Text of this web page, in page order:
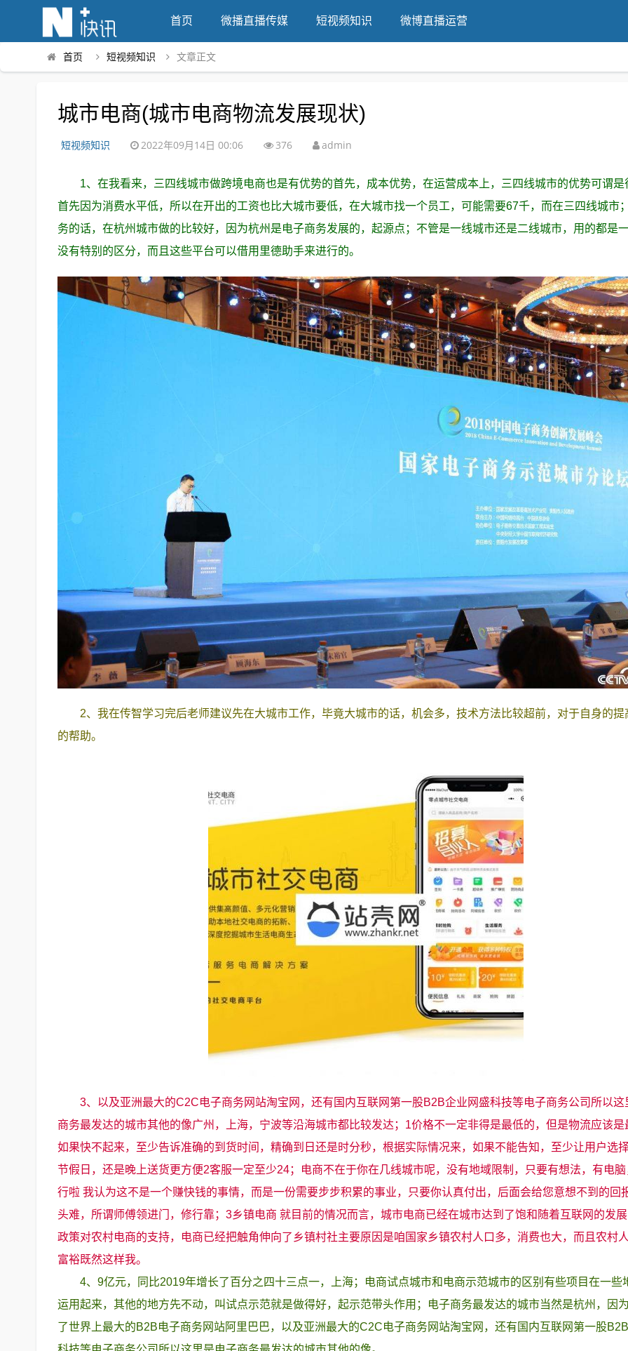
首页 微播直播传媒 短视频知识 微博直播运营
首页 短视频知识 文章正文
城市电商(城市电商物流发展现状)
短视频知识 2022年09月14日 00:06 376 admin
1、在我看来，三四线城市做跨境电商也是有优势的首先，成本优势，在运营成本上，三四线城市的优势可谓是
首先因为消费水平低，所以在开出的工资也比大城市要低，在大城市找一个员工，可能需要67千，而在三四线城市
务的话，在杭州城市做的比较好，因为杭州是电子商务发展的，起源点；不管是一线城市还是二线城市，用的都是
没有特别的区分，而且这些平台可以借用里德助手来进行的。
2、我在传智学习完后老师建议先在大城市工作，毕竟大城市的话，机会多，技术方法比较超前，对于自身的提
的帮助。
3、以及亚洲最大的C2C电子商务网站淘宝网，还有国内互联网第一股B2B企业网盛科技等电子商务公司所以这
商务最发达的城市其他的像广州，上海，宁波等沿海城市都比较发达；1价格不一定非得是最低的，但是物流应该是
如果快不起来，至少告诉准确的到货时间，精确到日还是时分秒，根据实际情况来，如果不能告知，至少让用户选
节假日，还是晚上送货更方便2客服一定至少24；电商不在于你在几线城市呢，没有地域限制，只要有想法，有电
行啦 我认为这不是一个赚快钱的事情，而是一份需要步步积累的事业，只要你认真付出，后面会给您意想不到的回
头难，所谓师傅领进门，修行靠；3乡镇电商 就目前的情况而言，城市电商已经在城市达到了饱和随着互联网的发
政策对农村电商的支持，电商已经把触角伸向了乡镇村社主要原因是咱国家乡镇农村人口多，消费也大，而且农村
富裕既然这样我。
4、9亿元，同比2019年增长了百分之四十三点一，上海；电商试点城市和电商示范城市的区别有些项目在一些
运用起来，其他的地方先不动，叫试点示范就是做得好，起示范带头作用；电子商务最发达的城市当然是杭州，因
了世界上最大的B2B电子商务网站阿里巴巴，以及亚洲最大的C2C电子商务网站淘宝网，还有国内互联网第一股